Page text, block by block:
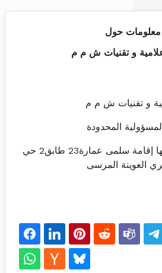
معلومات حول
و تقنيات ش م م
و تقنيات ش م م
المحدودة
محل مخابرتها إقامة سلمى عمارة23 طابق2 حي
العوينة المرسى